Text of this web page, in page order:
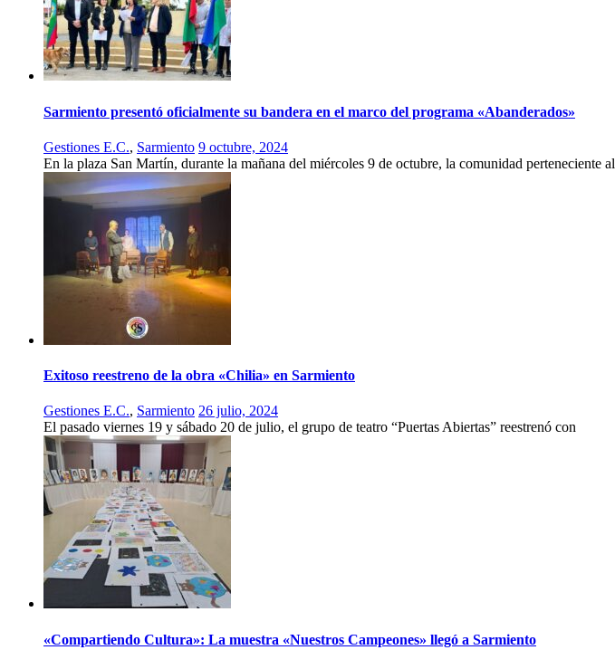
Sarmiento presentó oficialmente su bandera en el marco del programa «Abanderados»
Gestiones E.C., Sarmiento 9 octubre, 2024
En la plaza San Martín, durante la mañana del miércoles 9 de octubre, la comunidad perteneciente al
Exitoso reestreno de la obra «Chilia» en Sarmiento
Gestiones E.C., Sarmiento 26 julio, 2024
El pasado viernes 19 y sábado 20 de julio, el grupo de teatro “Puertas Abiertas” reestrenó con
«Compartiendo Cultura»: La muestra «Nuestros Campeones» llegó a Sarmiento